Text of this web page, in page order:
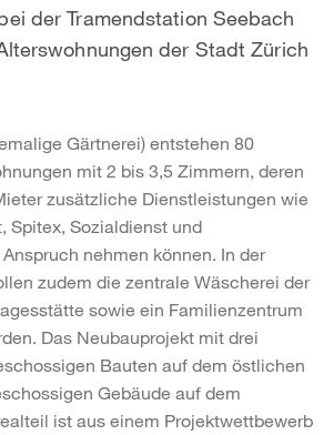
der Tramendstation Seebach
der Stadt Zürich
Gärtnerei) entstehen 80
mit 2 bis 3,5 Zimmern, deren
zusätzliche Dienstleistungen wie
Spitex, Sozialdienst und
nehmen können. In der
zudem die zentrale Wäscherei der
sowie ein Familienzentrum
Das Neubauprojekt mit drei
Bauten auf dem östlichen
Gebäude auf dem
ist aus einem Projektwettbewerb